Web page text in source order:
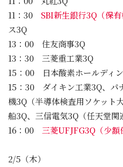
11：30 SBI新生銀行3Q（保有
ス3Q
13：00 住友商事3Q
13：30 三菱重工業3Q
15：00 日本酸素ホールディン
15：30 ダイキン工業3Q、パ
機3Q（半導体検査用ソケット
船3Q、三信電気3Q（任天堂
16：00 三菱UFJFG3Q（少額
2/5（木）